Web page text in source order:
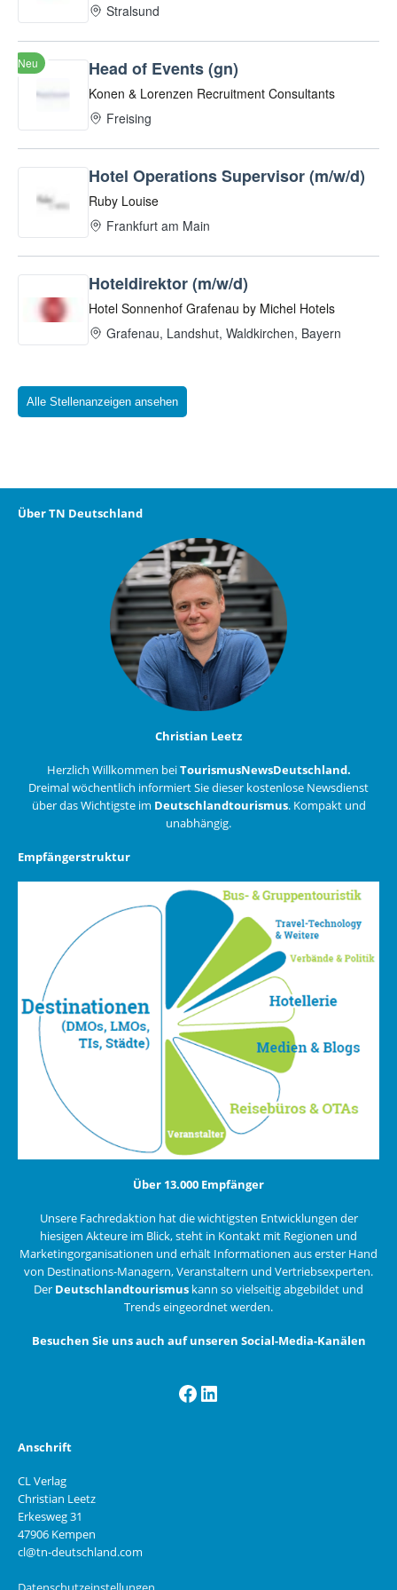
Alle Stellenanzeigen ansehen
Über TN Deutschland
Christian Leetz
Herzlich Willkommen beiTourismusNewsDeutschland.
Dreimal wöchentlich informiert Sie dieser kostenlose Newsdienst
über das Wichtigste im Deutschlandtourismus. Kompakt und
unabhängig.
Empfängerstruktur
Über 13.000 Empfänger
Unsere Fachredaktion hat die wichtigsten Entwicklungen der
hiesigen Akteure im Blick, steht in Kontakt mit Regionen und
Marketingorganisationen und erhält Informationen aus erster Hand
von Destinations-Managern, Veranstaltern und Vertriebsexperten.
Der Deutschlandtourismus kann so vielseitig abgebildet und
Trends eingeordnet werden.
Besuchen Sie uns auch auf unseren Social-Media-Kanälen
Facebook
LinkedIn
Anschrift
CL Verlag
Christian Leetz
Erkesweg 31
47906 Kempen
cl@tn-deutschland.com